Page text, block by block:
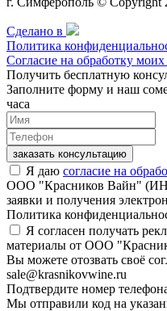
Сделано в
Политика
Согласие на обработку
Получить бесплатную
Заполните форму и наш
часа
заказать консультацию
Я даю согласие на
ООО "Красников Вайн"
заявки и получения
Политика
Я согласен получать
материалы от ООО
Вы можете отозвать своё
sale@krasnikovwine.ru
Подтвердите номер
Мы отправили код на